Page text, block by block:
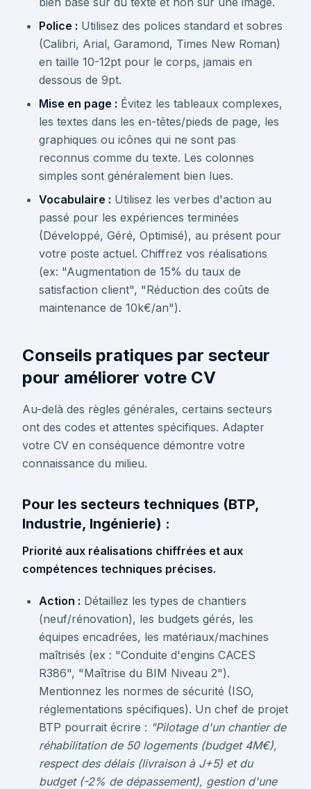
Police : Utilisez des polices standard et sobres
(Calibri, Arial, Garamond, Times New Roman)
en taille 10-12pt pour le corps, jamais en
dessous de 9pt.
Mise en page : Évitez les tableaux complexes,
les textes dans les en-têtes/pieds de page, les
graphiques ou icônes qui ne sont pas
reconnus comme du texte. Les colonnes
simples sont généralement bien lues.
Vocabulaire : Utilisez les verbes d'action au
passé pour les expériences terminées
(Développé, Géré, Optimisé), au présent pour
votre poste actuel. Chiffrez vos réalisations
(ex: "Augmentation de 15% du taux de
satisfaction client", "Réduction des coûts de
maintenance de 10k€/an").
Conseils pratiques par secteur
pour améliorer votre CV
Au-delà des règles générales, certains secteurs
ont des codes et attentes spécifiques. Adapter
votre CV en conséquence démontre votre
connaissance du milieu.
Pour les secteurs techniques (BTP,
Industrie, Ingénierie) :
Priorité aux réalisations chiffrées et aux
compétences techniques précises.
Action : Détaillez les types de chantiers
(neuf/rénovation), les budgets gérés, les
équipes encadrées, les matériaux/machines
maîtrisés (ex : "Conduite d'engins CACES
R386", "Maîtrise du BIM Niveau 2").
Mentionnez les normes de sécurité (ISO,
réglementations spécifiques). Un chef de projet
BTP pourrait écrire : "Pilotage d'un chantier de
réhabilitation de 50 logements (budget 4M€),
respect des délais (livraison à J+5) et du
budget (-2% de dépassement), gestion d'une